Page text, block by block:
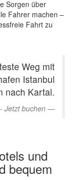
Sorgen über
Fahrer machen –
Fahrt zu
Weg mit
Istanbul
nach Kartal.
Jetzt buchen
und
bequem